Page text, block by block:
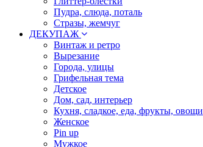
Пудра, слюда, поталь
Стразы, жемчуг
ДЕКУПАЖ
Винтаж и ретро
Вырезание
Города, улицы
Грифельная тема
Детское
Дом, сад, интерьер
Кухня, сладкое, еда, фрукты, овощи
Женское
Pin up
Мужкое